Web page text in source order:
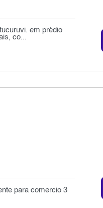
em prédio
co...
para comercio 3